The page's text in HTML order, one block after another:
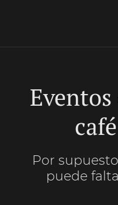
Por
puede